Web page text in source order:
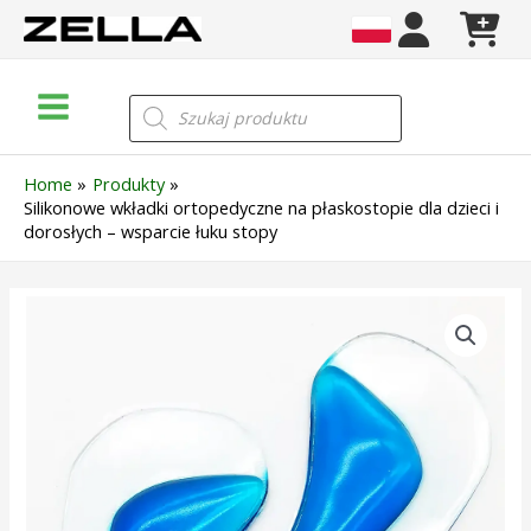
Skip
Menu
Wyszukiwarka
produktów
Home
Produkty
Silikonowe wkładki ortopedyczne na płaskostopie dla dzieci i
dorosłych – wsparcie łuku stopy
płaskostopie